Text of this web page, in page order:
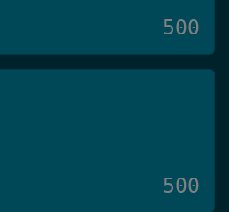
500
500